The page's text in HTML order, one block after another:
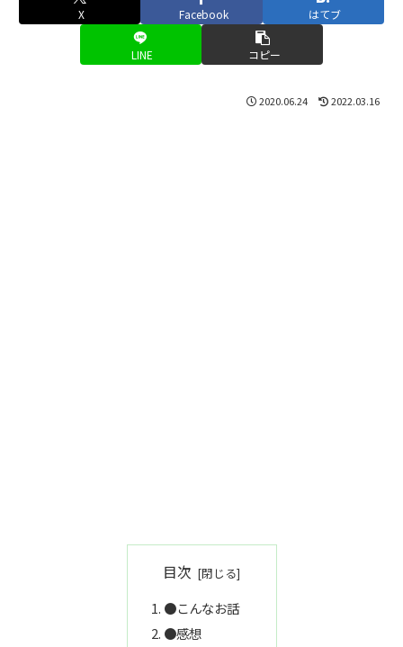
X Facebook はてブ
LINE コピー
2020.06.24 2022.03.16
目次
●こんなお話
●感想